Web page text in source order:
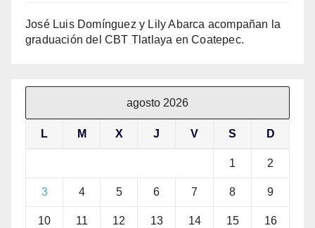
José Luis Domínguez y Lily Abarca acompañan la
graduación del CBT Tlatlaya en Coatepec.
agosto 2026
L M X J V S D
1 2
3 4 5 6 7 8 9
10 11 12 13 14 15 16